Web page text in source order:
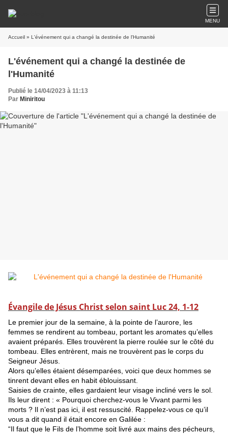
MENU
Accueil » L'événement qui a changé la destinée de l'Humanité
L'événement qui a changé la destinée de
l'Humanité
Publié le 14/04/2023 à 11:13
Par Miniritou
Évangile de Jésus Christ selon saint Luc 24, 1-12
Le premier jour de la semaine, à la pointe de l’aurore, les
femmes se rendirent au tombeau, portant les aromates qu’elles
avaient préparés. Elles trouvèrent la pierre roulée sur le côté du
tombeau. Elles entrèrent, mais ne trouvèrent pas le corps du
Seigneur Jésus.
Alors qu’elles étaient désemparées, voici que deux hommes se
tinrent devant elles en habit éblouissant.
Saisies de crainte, elles gardaient leur visage incliné vers le sol.
Ils leur dirent : « Pourquoi cherchez-vous le Vivant parmi les
morts ? Il n’est pas ici, il est ressuscité. Rappelez-vous ce qu’il
vous a dit quand il était encore en Galilée :
“Il faut que le Fils de l’homme soit livré aux mains des pécheurs,